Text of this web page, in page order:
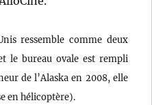
ressemble comme deux
le bureau ovale est rempli
de l’Alaska en 2008, elle
en hélicoptère).